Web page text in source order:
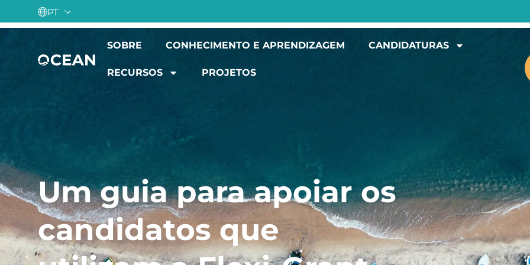
PT
SOBRE CONHECIMENTO E APRENDIZAGEM CANDIDATURAS
RECURSOS PROJETOS
Um guia para apoiar os
candidatos que